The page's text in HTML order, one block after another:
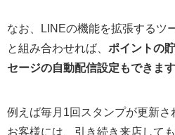
なお、LINEの機能を拡張するツ
と組み合わせれば、 ポイントの
セージの自動配信設定もできます
例えば毎月1回スタンプが更新さ
お客様には、引き続き来店して